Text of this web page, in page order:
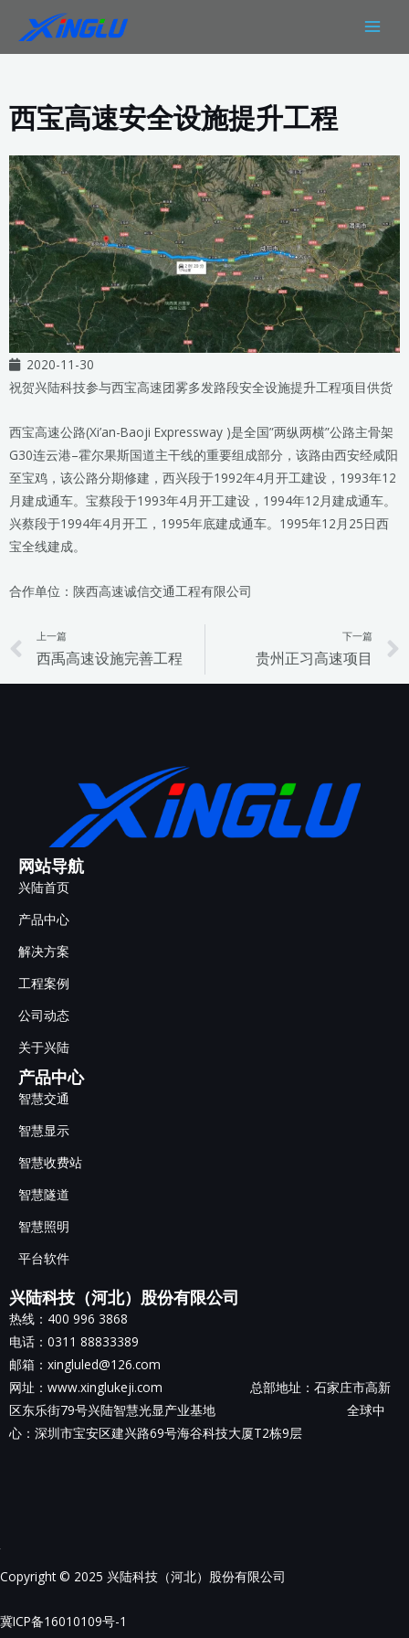
内
西宝高速安全设施提升工程
2020-11-30
祝贺兴陆科技参与西宝高速团雾多发路段安全设施提升工程项目供货
西宝高速公路(Xi’an-Baoji Expressway )是全国”两纵两横”公路主骨架
G30连云港–霍尔果斯国道主干线的重要组成部分，该路由西安经咸阳
至宝鸡，该公路分期修建，西兴段于1992年4月开工建设，1993年12
月建成通车。宝蔡段于1993年4月开工建设，1994年12月建成通车。
兴蔡段于1994年4月开工，1995年底建成通车。1995年12月25日西
宝全线建成。
合作单位：陕西高速诚信交通工程有限公司
Prev
上一篇
西禹高速设施完善工程
下一篇
贵州正习高速项目
网站导航
兴陆首页
产品中心
解决方案
工程案例
公司动态
关于兴陆
产品中心
智慧交通
智慧显示
智慧收费站
智慧隧道
智慧照明
平台软件
兴陆科技（河北）股份有限公司
热线：400 996 3868
电话：0311 88833389
邮箱：xingluled@126.com
网址：www.xinglukeji.com 总部地址： 石家庄市高新
区东乐街79号兴陆智慧光显产业基地 全球中
心：深圳市宝安区建兴路69号海谷科技大厦T2栋9层
Copyright © 2025 兴陆科技（河北）股份有限公司
冀ICP备16010109号-1